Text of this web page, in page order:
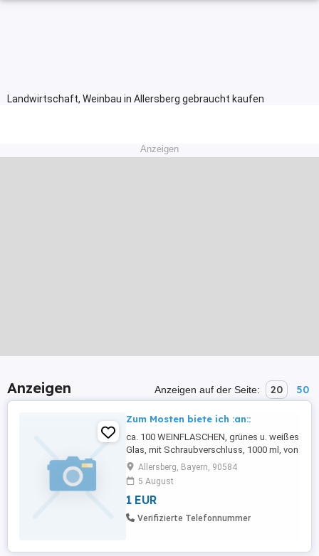
Landwirtschaft, Weinbau in Allersberg gebraucht kaufen
Anzeigen
Anzeigen Anzeigen auf der Seite: 20 50
Zum Mosten biete ich :an::
ca. 100 WEINFLASCHEN, grünes u. weißes
Glas, mit Schraubverschluss, 1000 ml, von
privat, leer und sauber, ohne Etikett, aus
dem Eigenbedarf, in großen Kartons
verpackt zur Abholung ! Preis für 100
Flaschen : 25 Euro - bei
Allersberg, Bayern, 90584
5 August
1 EUR
Verifizierte Telefonnummer